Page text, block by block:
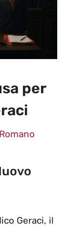
per
Geraci, il